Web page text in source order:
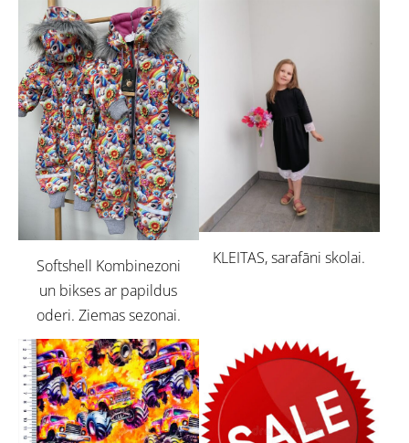
Softshell Kombinezoni
un bikses ar papildus
oderi. Ziemas sezonai.
KLEITAS, sarafāni skolai.